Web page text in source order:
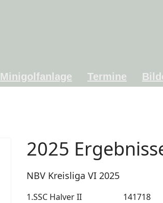
Minigolfanlage Termine
2025
NBV Kreisliga VI 2025
1.SSC Halver II 141718